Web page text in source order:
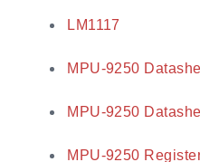
LM1117
MPU-9250
MPU-9250
MPU-9250